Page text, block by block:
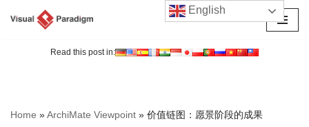
Read this post in:
Home »ArchiMate Viewpoint » 价值链图：愿景阶段的成果
English